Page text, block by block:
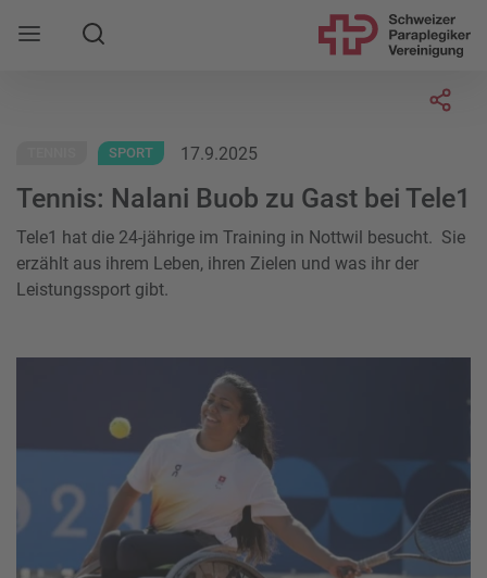
Mobile Navigation öffnen
Suche
SPORT 17.9.2025
Tennis: Nalani Buob zu Gast bei Tele1
Tele1 hat die 24-jährige im Training in Nottwil besucht. Sie
erzählt aus ihrem Leben, ihren Zielen und was ihr der
Leistungssport gibt.